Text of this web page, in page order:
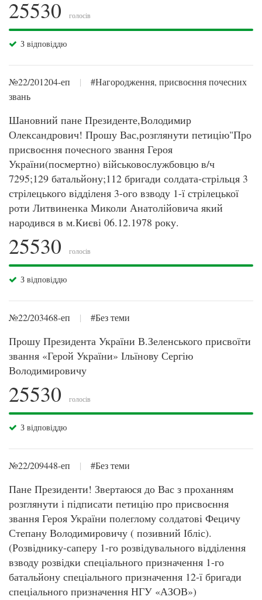
25530 голосів
З відповіддю
№22/201204-еп |
#Нагородження, присвоєння почесних
звань
Шановний пане Президенте,Володимир
Олександрович! Прошу Вас,розглянути петицію"Про
присвоєння почесного звання Героя
України(посмертно) військовослужбовцю в/ч
7295;129 батальйону;112 бригади солдата-стрільця 3
стрілецького відділеня 3-ого взводу 1-ї стрілецької
роти Литвиненка Миколи Анатолійовича який
народився в м.Києві 06.12.1978 року.
25530 голосів
З відповіддю
№22/203468-еп | #Без теми
Прошу Президента України В.Зеленського присвоїти
звання «Герой України» Ільїнову Сергію
Володимировичу
25530 голосів
З відповіддю
№22/209448-еп | #Без теми
Пане Президенти! Звертаюся до Вас з проханням
розглянути і підписати петицію про присвоєння
звання Героя України полеглому солдатові Фецичу
Степану Володимировичу ( позивний Ібліс).
(Розвіднику-саперу 1-го розвідувального відділення
взводу розвідки спеціального призначення 1-го
батальйону спеціального призначення 12-ї бригади
спеціального призначення НГУ «АЗОВ»)